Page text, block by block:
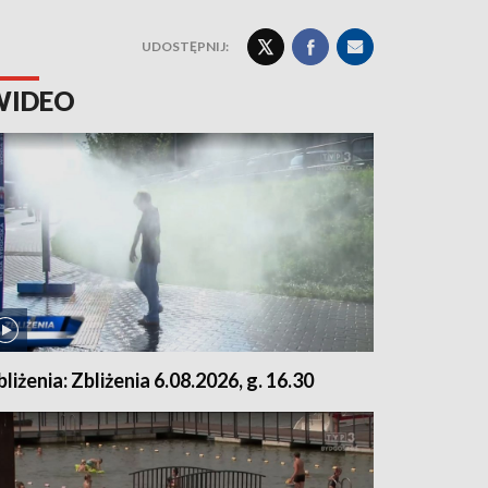
UDOSTĘPNIJ:
Zbliżenia 6.08.2026, g. 16.30